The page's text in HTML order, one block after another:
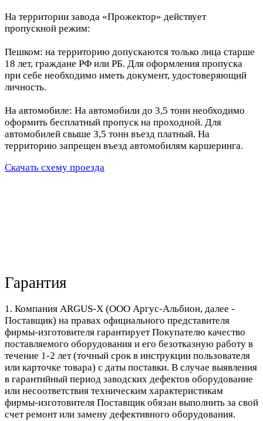
На территории завода «Прожектор» действует
пропускной режим:
Пешком: на территорию допускаются только лица старше
18 лет, граждане РФ или РБ. Для оформления пропуска
при себе необходимо иметь документ, удостоверяющий
личность.
На автомобиле: На автомобили до 3,5 тонн необходимо
оформить бесплатный пропуск на проходной. Для
автомобилей свыше 3,5 тонн въезд платный. На
территорию запрещен въезд автомобилям каршеринга.
Скачать схему проезда
Гарантия
1. Компания ARGUS-X (ООО Аргус-Альбион, далее -
Поставщик) на правах официального представителя
фирмы-изготовителя гарантирует Покупателю качество
поставляемого оборудования и его безотказную работу в
течение 1-2 лет (точный срок в инструкции пользователя
или карточке товара) с даты поставки. В случае выявления
в гарантийный период заводских дефектов оборудование
или несоответствия техническим характеристикам
фирмы-изготовителя Поставщик обязан выполнить за свой
счет ремонт или замену дефективного оборудования.